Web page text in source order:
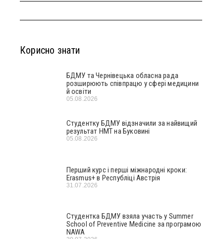
Корисно знати
БДМУ та Чернівецька обласна рада
розширюють співпрацю у сфері медицини
й освіти
05.08.2026
Студентку БДМУ відзначили за найвищий
результат НМТ на Буковині
05.08.2026
Перший курс і перші міжнародні кроки:
Erasmus+ в Республіці Австрія
31.07.2026
Студентка БДМУ взяла участь у Summer
School of Preventive Medicine за програмою
NAWA